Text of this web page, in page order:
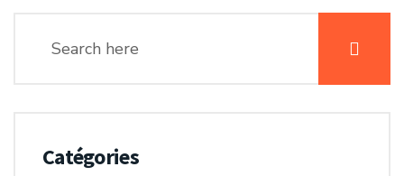
Catégories